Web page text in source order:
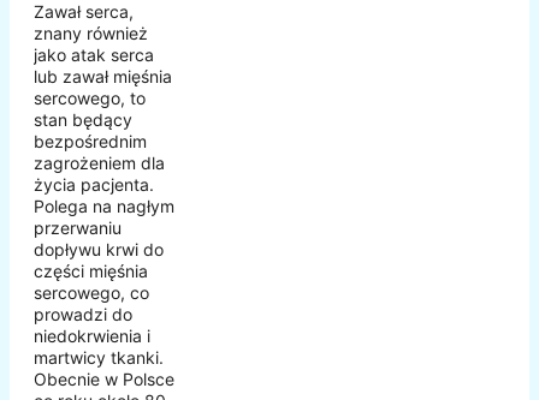
Zawał serca,
znany również
jako atak serca
lub zawał mięśnia
sercowego, to
stan będący
bezpośrednim
zagrożeniem dla
życia pacjenta.
Polega na nagłym
przerwaniu
dopływu krwi do
części mięśnia
sercowego, co
prowadzi do
niedokrwienia i
martwicy tkanki.
Obecnie w Polsce